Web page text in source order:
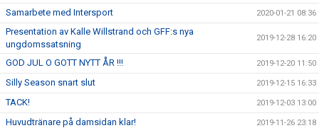
Samarbete med Intersport 2020-01-21 08:36
Presentation av Kalle Willstrand och GFF:s nya
ungdomssatsning
2019-12-28 16:20
GOD JUL O GOTT NYTT ÅR !!! 2019-12-20 11:50
Silly Season snart slut 2019-12-15 16:33
TACK! 2019-12-03 13:00
Huvudtränare på damsidan klar! 2019-11-26 23:18